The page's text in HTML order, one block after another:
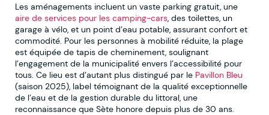
Les aménagements incluent un vaste parking gratuit, une
aire de services pour les camping-cars, des toilettes, un
garage à vélo, et un point d’eau potable, assurant confort et
commodité. Pour les personnes à mobilité réduite, la plage
est équipée de tapis de cheminement, soulignant
l’engagement de la municipalité envers l’accessibilité pour
tous. Ce lieu est d’autant plus distingué par le Pavillon Bleu
(saison 2025), label témoignant de la qualité exceptionnelle
de l’eau et de la gestion durable du littoral, une
reconnaissance que Sète honore depuis plus de 30 ans.